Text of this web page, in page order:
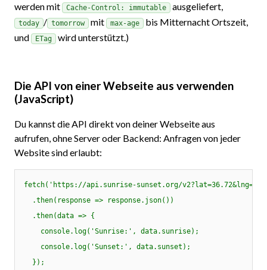
werden mit
Cache-Control: immutable ausgeliefert,
today / tomorrow mit max-age
bis Mitternacht Ortszeit,
und
ETag wird unterstützt.)
Die API von einer Webseite aus verwenden
(JavaScript)
Du kannst die API direkt von deiner Webseite aus
aufrufen, ohne Server oder Backend: Anfragen von jeder
Website sind erlaubt:
fetch('https://api.sunrise-sunset.org/v2?lat=36.72&lng=-
  .then(response => response.json())
  .then(data => {
    console.log('Sunrise:', data.sunrise);
    console.log('Sunset:', data.sunset);